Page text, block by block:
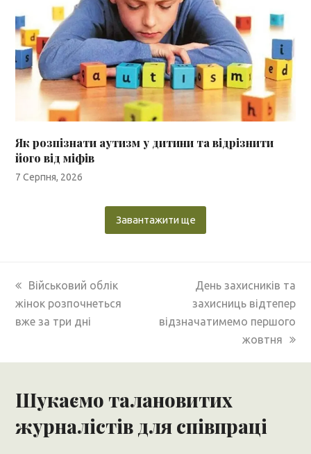
Як розпізнати аутизм у дитини та відрізнити
його від міфів
7 Серпня, 2026
Завантажити ще
previous
post:
Військовий облік
жінок розпочнеться
вже за три дні
next
post:
День захисників та
захисниць відтепер
відзначатимемо першого
жовтня
Шукаємо талановитих
журналістів для співпраці